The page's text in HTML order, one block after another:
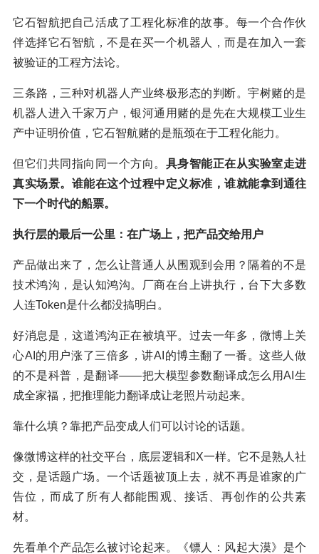
它石智航把自己活成了工程化标准的故事。每一个合作伙
伴选择它石智航，不是在买一个机器人，而是在加入一套
被验证的工程方法论。
三条路，三种对机器人产业终极形态的判断。宇树赌的是
机器人进入千家万户，银河通用赌的是先在大规模工业生
产中证明价值，它石智航赌的是瓶颈在于工程化能力。
但它们共同指向同一个方向。 具身智能正在从实验室走进
真实场景。谁能在这个过程中定义标准，谁就能拿到通往
下一个时代的船票。
执行层的最后一公里：在广场上，把产品交给用户
产品做出来了，怎么让普通人从围观到会用？隔着的不是
技术鸿沟，是认知鸿沟。厂商在台上讲执行，台下大多数
人连Token是什么都没搞明白。
好消息是，这道鸿沟正在被填平。过去一年多，微博上关
心AI的用户涨了三倍多，讲AI的博主翻了一番。这些人做
的不是科普，是翻译——把大模型参数翻译成怎么用AI生
成全家福，把推理能力翻译成让老照片动起来。
靠什么填？靠把产品变成人们可以讨论的话题。
像微博这样的社交平台，底层逻辑和X一样。它不是熟人社
交，是话题广场。一个话题被顶上去，就不再是谁家的广
告位，而成了所有人都能围观、接话、再创作的公共素
材。
先看单个产品怎么被讨论起来。《镖人：风起大漠》是个